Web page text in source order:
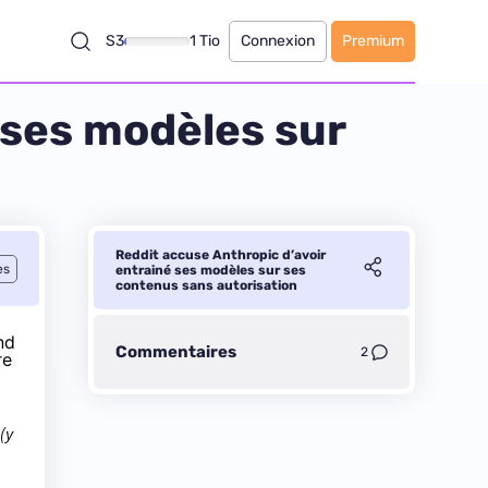
S3 1 Tio Connexion Premium
modèles sur
Reddit accuse Anthropic d’avoir
entrainé ses modèles sur ses
contenus sans autorisation
Commentaires 2